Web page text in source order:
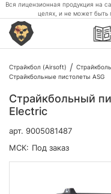
Вся лицензионная продукция на
целях, и не может быть
Страйкбол (Airsoft)
Страйкбольные пистолеты ASG
Страйкбольный
Electric
арт. 9005081487
МСК: Под заказ